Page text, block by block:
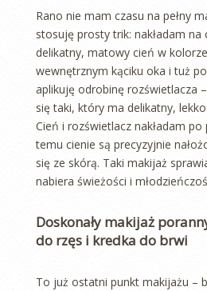
Rano nie mam czasu na pełny
stosuję prosty trik: nakładam na
delikatny, matowy cień w
wewnętrznym kąciku oka i tuż
aplikuję odrobinę rozświetlacza
się taki, który ma delikatny,
Cień i rozświetlacz nakładam
temu cienie są precyzyjnie
się ze skórą. Taki makijaż
nabiera świeżości i
Doskonały makijaż
do rzęs i kredka do brwi
To już ostatni punkt makijażu –